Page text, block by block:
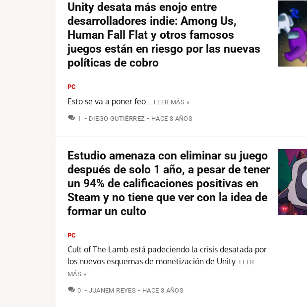
Unity desata más enojo entre
desarrolladores indie: Among Us,
Human Fall Flat y otros famosos
juegos están en riesgo por las nuevas
políticas de cobro
PC
Esto se va a poner feo... LEER MÁS »
1 COMENTARIOS
DIEGO GUTIÉRREZ HACE 3 AÑOS
Estudio amenaza con eliminar su juego
después de solo 1 año, a pesar de tener
un 94% de calificaciones positivas en
Steam y no tiene que ver con la idea de
formar un culto
PC
Cult of The Lamb está padeciendo la crisis desatada por
los nuevos esquemas de monetización de Unity. LEER
MÁS »
0 COMENTARIOS
JUANEM REYES HACE 3 AÑOS